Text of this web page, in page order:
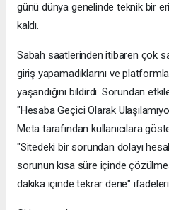
günü dünya genelinde teknik bir
kaldı.
Sabah saatlerinden itibaren çok
giriş yapamadıklarını ve
yaşandığını bildirdi. Sorundan
"Hesaba Geçici Olarak
Meta tarafından kullanıcılara
"Sitedeki bir sorundan dolayı
sorunun kısa süre içinde
dakika içinde tekrar dene" ifadeleri